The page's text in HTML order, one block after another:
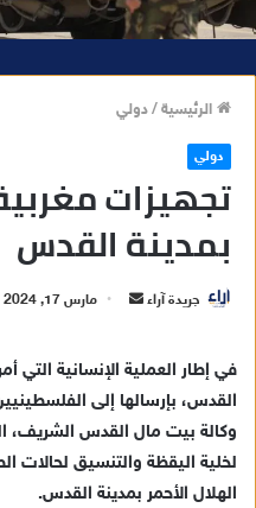
الرئيسية/دولي
دولي
تجهيزات
بمدينة القدس
جريدة آراء
ب
ر
ي
د
مارس 17, 2024
في إطار العملية الإنسانية
القدس، بإرسالها إلى
وكالة بيت مال القدس الشريف،
لخلية اليقظة والتنسيق
الهلال الأحمر بمدينة القدس.